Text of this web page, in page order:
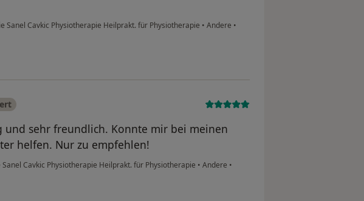
Sanel Cavkic Physiotherapie Heilprakt. für Physiotherapie • Andere •
und sehr freundlich. Konnte mir bei meinen
helfen. Nur zu empfehlen!
Cavkic Physiotherapie Heilprakt. für Physiotherapie • Andere •